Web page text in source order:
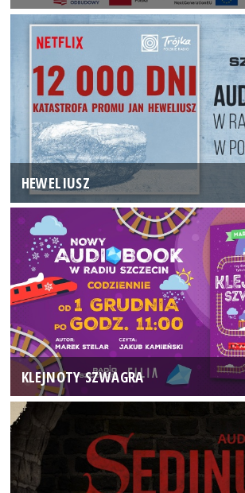
HEWELIUSZ
KLEJNOTY SZWAGRA